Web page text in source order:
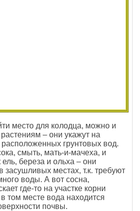
место для колодца, можно и
– они укажут на
грунтовых вод.
смыть, мать-и-мачеха, и
ель, береза и ольха – они
засушливых местах, т.к. требуют
воды. А вот сосна,
где-то на участке корни
том месте вода находится
почвы.